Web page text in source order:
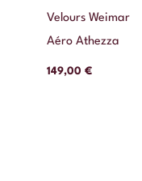
Velours Weimar
Aéro Athezza
149,00 €